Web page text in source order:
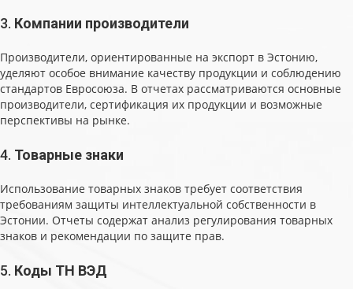
3. Компании производители
Производители, ориентированные на экспорт в Эстонию,
уделяют особое внимание качеству продукции и соблюдению
стандартов Евросоюза. В отчетах рассматриваются основные
производители, сертификация их продукции и возможные
перспективы на рынке.
4. Товарные знаки
Использование товарных знаков требует соответствия
требованиям защиты интеллектуальной собственности в
Эстонии. Отчеты содержат анализ регулирования товарных
знаков и рекомендации по защите прав.
5. Коды ТН ВЭД